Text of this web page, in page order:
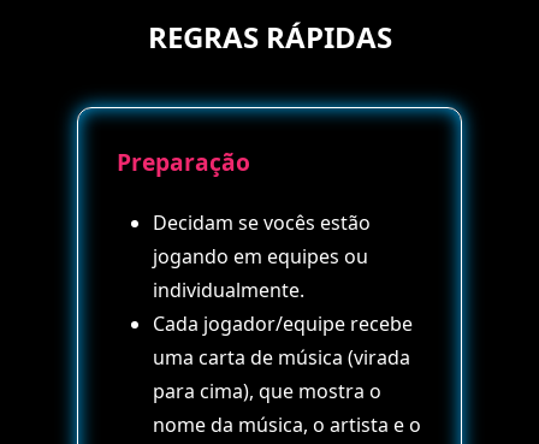
REGRAS RÁPIDAS
Preparação
Decidam se vocês estão
jogando em equipes ou
individualmente.
Cada jogador/equipe recebe
uma carta de música (virada
para cima), que mostra o
nome da música, o artista e o